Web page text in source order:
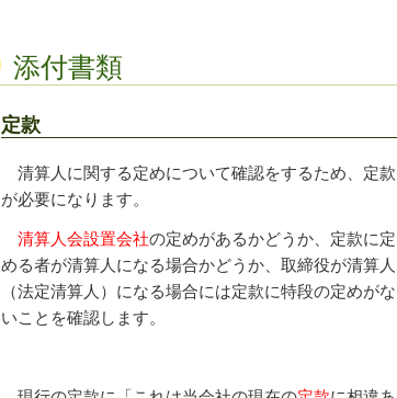
添付書類
定款
清算人に関する定めについて確認をするため、定款
が必要になります。
清算人会設置会社の定めがあるかどうか、定款に定
める者が清算人になる場合かどうか、取締役が清算人
（法定清算人）になる場合には定款に特段の定めがな
いことを確認します。